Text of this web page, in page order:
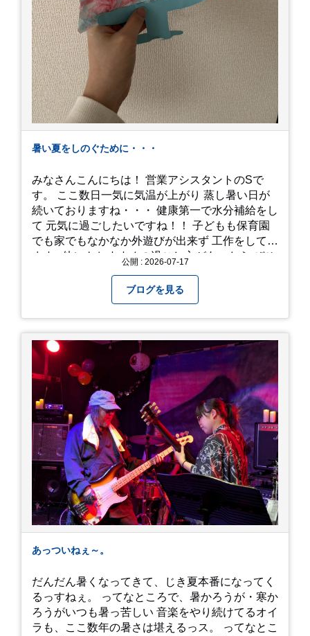
暑い夏をしのぐために・・・
みなさんこんにちは！ 営業アシスタントのSで
す。 ここ数日一気に気温が上がり 蒸し暑い日が
続いておりますね・・・ 健康第一で水分補給をし
て 元気に過ごしたいですね！！ 子どもも保育園
でも家でもなかなか外遊びが出来ず 工作をしてい
ます♪ 他にもおすすめの過ごし方があったら ぜひ
公開 : 2026-07-17
ブログを見る
あっついねぇ～。
だんだん暑くなってきて、じき夏本番になってく
るっすねぇ。 ってなところで、暑かろうが・寒か
ろうがいつも暑っ苦しい 音楽をやり続けてるオイ
ラも、ここ数年の暑さは堪えるっス。 ってなとこ